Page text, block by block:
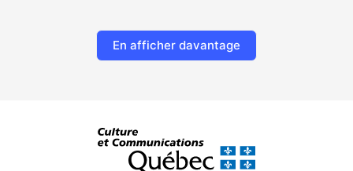
En afficher davantage